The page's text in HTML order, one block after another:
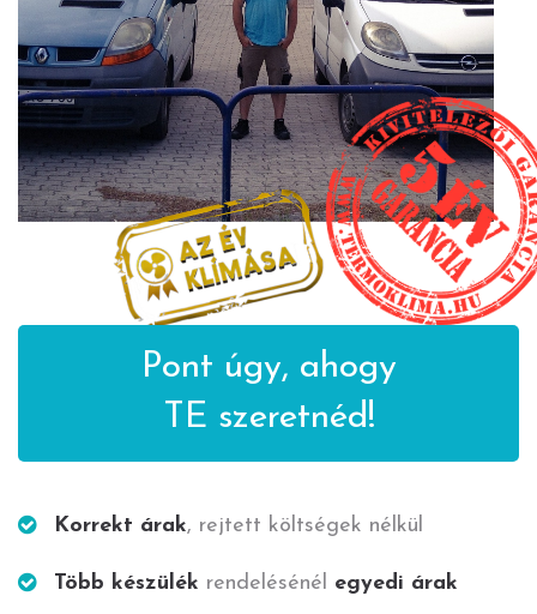
Pont úgy, ahogy
TE szeretnéd!
Korrekt árak, rejtett költségek nélkül
Több készülék rendelésénél egyedi árak